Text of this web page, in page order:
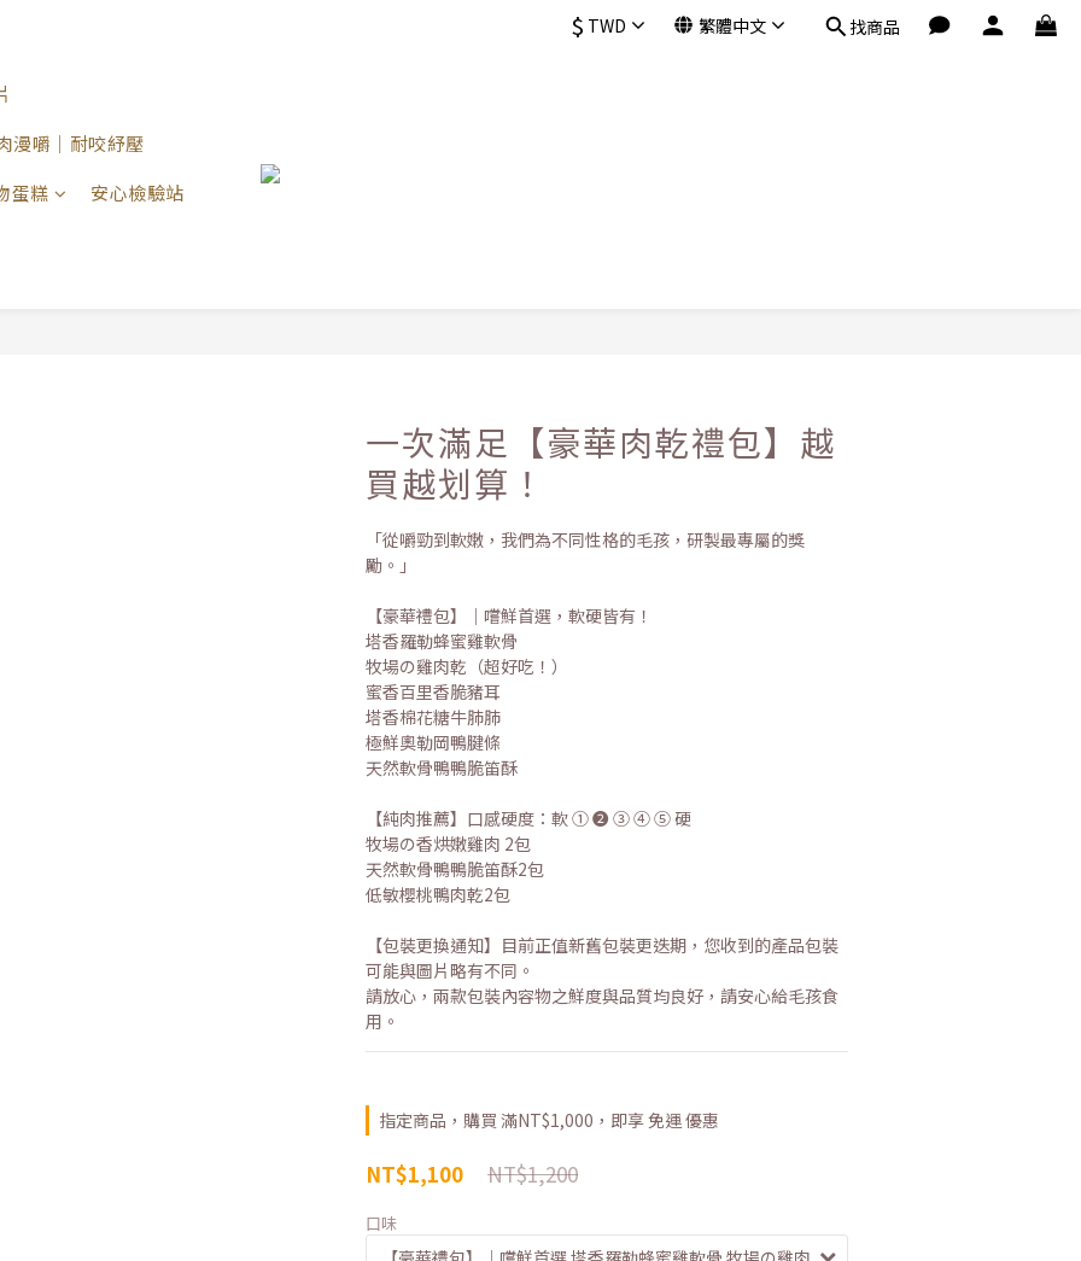
$ TWD 繁體中文 找商品
漫嚼｜耐咬紓壓
蛋糕
安心檢驗站
一次滿足【豪華肉乾禮包】越
買越划算！
「從嚼勁到軟嫩，我們為不同性格的毛孩，研製最專屬的獎
勵。」
【豪華禮包】｜嚐鮮首選，軟硬皆有！
塔香羅勒蜂蜜雞軟骨
牧場の雞肉乾（超好吃！）
蜜香百里香脆豬耳
塔香棉花糖牛肺肺
極鮮奧勒岡鴨腱條
天然軟骨鴨鴨脆笛酥
【純肉推薦】口感硬度：軟 ① ❷ ③ ④ ⑤ 硬
牧場の香烘嫩雞肉 2包
天然軟骨鴨鴨脆笛酥2包
低敏櫻桃鴨肉乾2包
【包裝更換通知】目前正值新舊包裝更迭期，您收到的產品包裝
可能與圖片略有不同。
請放心，兩款包裝內容物之鮮度與品質均良好，請安心給毛孩食
用。
指定商品，購買 滿NT$1,000，即享 免運 優惠
NT$1,200
NT$1,100
口味